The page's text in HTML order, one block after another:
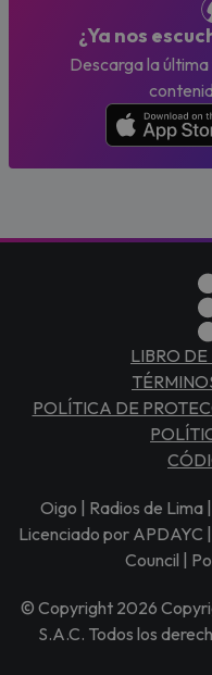
¿Ya nos
Descarga la
LIBRO
POLÍTICA DE
Oigo | Radios de Lima
Licenciado por APDAYC
Council |
© Copyright 2026
S.A.C. Todos los